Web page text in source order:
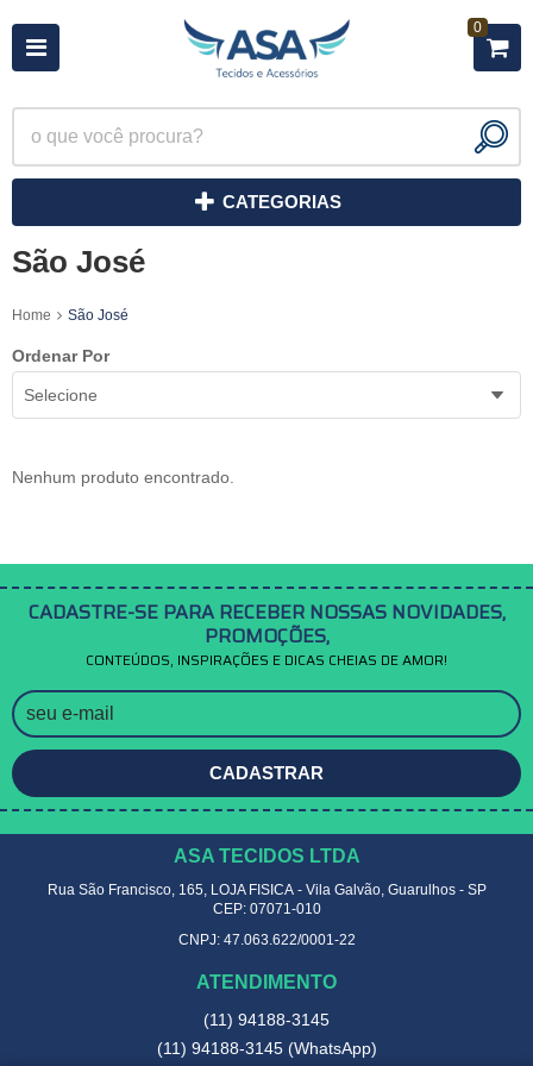
0
CATEGORIAS
São José
Home São José
Ordenar Por
Selecione
Nenhum produto encontrado.
CADASTRE-SE PARA RECEBER NOSSAS NOVIDADES,
PROMOÇÕES,
CONTEÚDOS, INSPIRAÇÕES E DICAS CHEIAS DE AMOR!
CADASTRAR
ASA TECIDOS LTDA
Rua São Francisco, 165, LOJA FISICA- Vila Galvão, Guarulhos- SP
CEP: 07071-010
CNPJ: 47.063.622/0001-22
ATENDIMENTO
(11) 94188-3145
(11) 94188-3145 (WhatsApp)